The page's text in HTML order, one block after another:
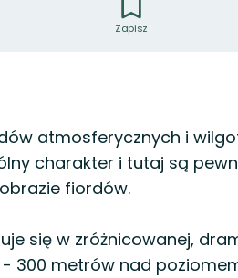
Zapisz
atmosferycznych i
charakter i tutaj są
fiordów.
się w zróżnicowanej,
300 metrów nad